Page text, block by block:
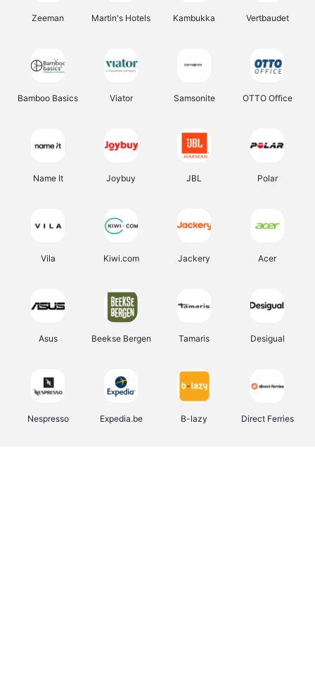
Zeeman Martin's Hotels Kambukka Vertbaudet
Bamboo Basics Viator Samsonite OTTO Office
Name It Joybuy JBL Polar
Vila Kiwi.com Jackery Acer
Asus Beekse Bergen Tamaris Desigual
Nespresso Expedia.be B-lazy Direct Ferries